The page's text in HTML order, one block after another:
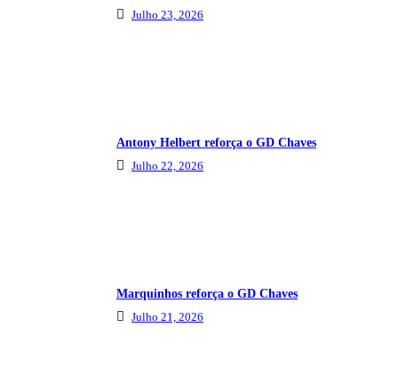
Julho 23, 2026
Antony Helbert reforça o GD Chaves
Julho 22, 2026
Marquinhos reforça o GD Chaves
Julho 21, 2026